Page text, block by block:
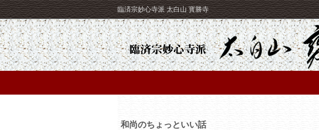
臨済宗妙心寺派 太白山 寳勝寺
和尚のちょっといい話